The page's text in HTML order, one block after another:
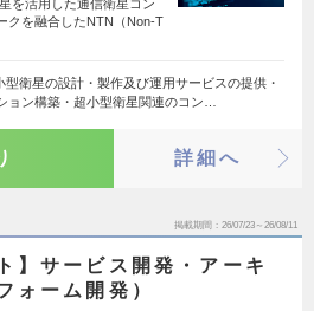
を活用した通信衛星コン
クを融合したNTN（Non-T
型衛星の設計・製作及び運用サービスの提供・
ョン構築・超小型衛星関連のコン…
詳細へ
掲載期間 26/07/23～26/08/11
】サービス開発・アーキ
ォーム開発）